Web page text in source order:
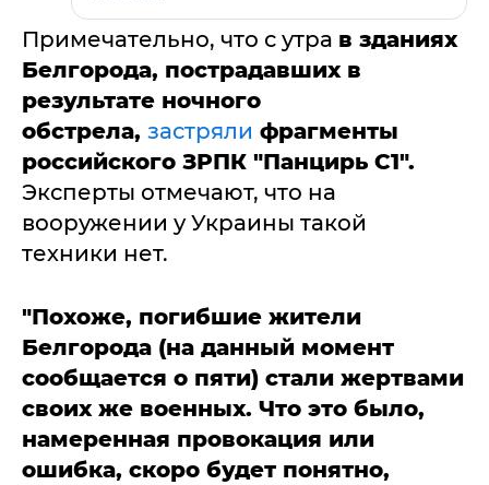
Примечательно, что с утра в зданиях
Белгорода, пострадавших в
результате ночного
обстрела, застряли фрагменты
российского ЗРПК "Панцирь С1".
Эксперты отмечают, что на
вооружении у Украины такой
техники нет.
"Похоже, погибшие жители
Белгорода (на данный момент
сообщается о пяти) стали жертвами
своих же военных. Что это было,
намеренная провокация или
ошибка, скоро будет понятно,